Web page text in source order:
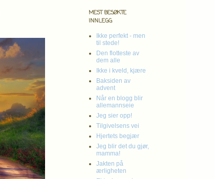
MEST BESØKTE
INNLEGG
Ikke perfekt - men
til stede!
Den flotteste av
dem alle
Ikke i kveld, kjære
Baksiden av
advent
Når en blogg blir
allemannseie
Jeg sier opp!
Tilgivelsens vei
Hjertets begjær
Jeg blir det du gjør,
mamma!
Jakten på
ærligheten